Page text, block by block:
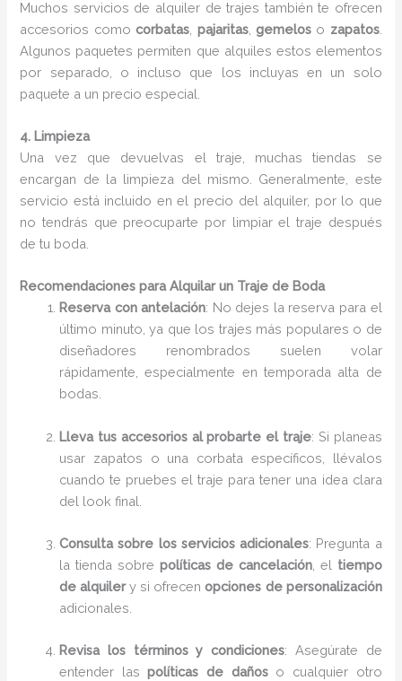
Muchos servicios de alquiler de trajes también te ofrecen
accesorios comocorbatas pajaritas, gemeloso zapatos.
Algunos paquetes permiten que alquiles estos elementos
por separado, o incluso que los incluyas en un solo
paquete a un precio especial.
4. Limpieza
Una vez que devuelvas el traje, muchas tiendas se
encargan de la limpieza del mismo. Generalmente, este
servicio está incluido en el precio del alquiler, por lo que
no tendrás que preocuparte por limpiar el traje después
de tu boda.
Recomendaciones para Alquilar un Traje de Boda
Reserva con antelación: No dejes la reserva para el
último minuto, ya que los trajes más populares o de
diseñadores renombrados suelen volar
rápidamente, especialmente en temporada alta de
bodas.
Lleva tus accesorios al probarte el traje: Si planeas
usar zapatos o una corbata específicos, llévalos
cuando te pruebes el traje para tener una idea clara
del look final.
Consulta sobre los servicios adicionales: Pregunta a
la tienda sobre políticas de cancelación, el tiempo
de alquilery si ofrecenopciones de personalización
adicionales.
Revisa los términos y condiciones: Asegúrate de
entender laspolíticas de dañoso cualquier otro